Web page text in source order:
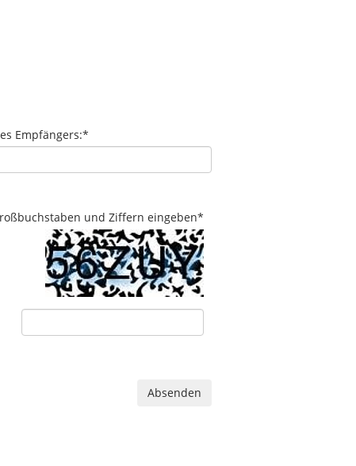
Empfängers:*
und Ziffern eingeben*
Absenden